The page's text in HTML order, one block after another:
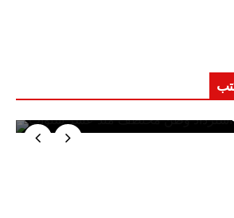
حادثة دمياط تكشف قواعد